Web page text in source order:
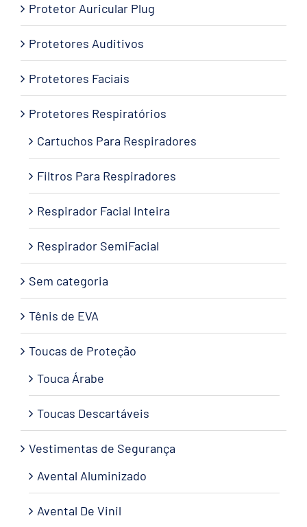
Protetor Auricular Plug
Protetores Auditivos
Protetores Faciais
Protetores Respiratórios
Cartuchos Para Respiradores
Filtros Para Respiradores
Respirador Facial Inteira
Respirador SemiFacial
Sem categoria
Tênis de EVA
Toucas de Proteção
Touca Árabe
Toucas Descartáveis
Vestimentas de Segurança
Avental Aluminizado
Avental De Vinil